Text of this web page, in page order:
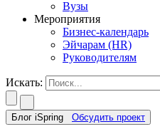
Вузы
Мероприятия
Бизнес-календарь
Эйчарам (HR)
Руководителям
Искать:
Блог iSpring Обсудить проект